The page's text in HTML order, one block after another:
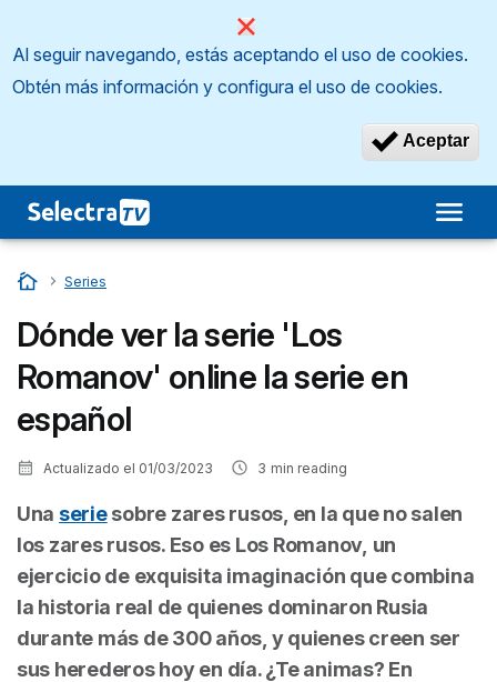
Al seguir navegando, estás aceptando el uso de cookies.
Obtén más información y configura el uso de cookies.
Aceptar
Inicio
…
Series
Dónde ver la serie 'Los
Romanov' online la serie en
español
Actualizado el 01/03/2023 3 min reading
Una seriesobre zares rusos, en la que no salen
los zares rusos. Eso es Los Romanov, un
ejercicio de exquisita imaginación que combina
la historia real de quienes dominaron Rusia
durante más de 300 años, y quienes creen ser
sus herederos hoy en día. ¿Te animas? En